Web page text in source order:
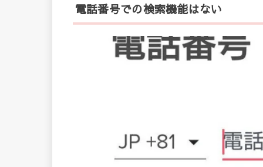
電話番号での検索機能はない